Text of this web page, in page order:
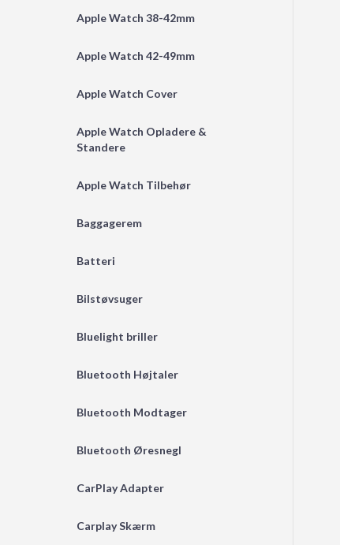
Apple Watch 38-42mm
Apple Watch 42-49mm
Apple Watch Cover
Apple Watch Opladere &
Standere
Apple Watch Tilbehør
Baggagerem
Batteri
Bilstøvsuger
Bluelight briller
Bluetooth Højtaler
Bluetooth Modtager
Bluetooth Øresnegl
CarPlay Adapter
Carplay Skærm